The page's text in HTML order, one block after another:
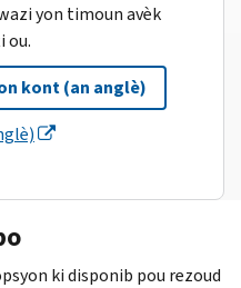
yon timoun avèk
ou.
kont (an anglè)
ki disponib pou rezoud